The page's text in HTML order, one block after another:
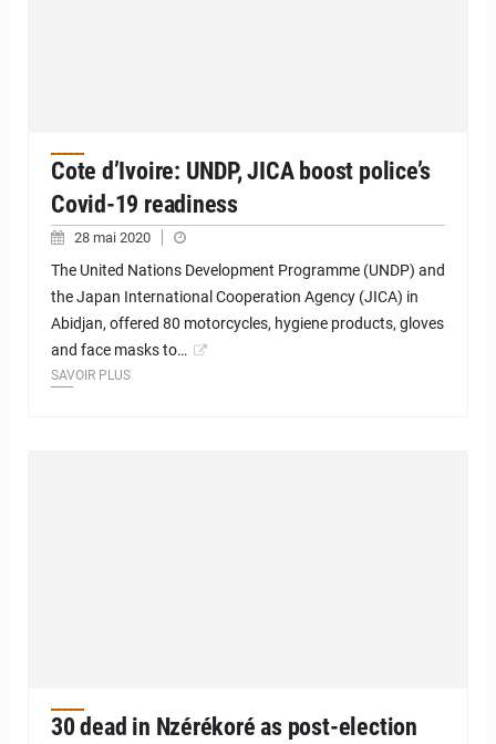
Cote d’Ivoire: UNDP, JICA boost police’s
Covid-19 readiness
28 mai 2020
The United Nations Development Programme (UNDP) and
the Japan International Cooperation Agency (JICA) in
Abidjan, offered 80 motorcycles, hygiene products, gloves
and face masks to…
SAVOIR PLUS
30 dead in Nzérékoré as post-election